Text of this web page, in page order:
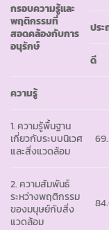
กรอบความรู้และ
พฤติกรรมที่
สอดคล้องกับการ
อนุรักษ์
ปร
ดี
ความรู้
1. ความรู้พื้นฐาน
เกี่ยวกับระบบนิเวศ
และสิ่งแวดล้อม
2. ความสัมพันธ์
ระหว่างพฤติกรรม
ของมนุษย์กับสิ่ง
แวดล้อม